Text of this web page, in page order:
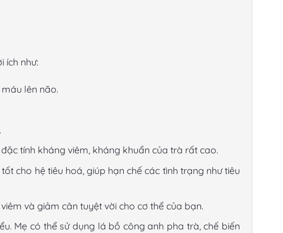
ích như:
lên não.
tính kháng viêm, kháng khuẩn của trà rất cao.
cho hệ tiêu hoá, giúp hạn chế các tình trạng như tiêu
và giảm cân tuyệt vời cho cơ thể của bạn.
Mẹ có thể sử dụng lá bồ công anh pha trà, chế biến